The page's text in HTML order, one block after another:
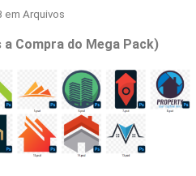
em Arquivos
Compra do Mega Pack)